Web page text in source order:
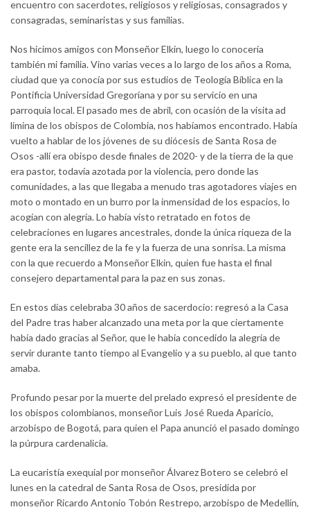
encuentro con sacerdotes, religiosos y religiosas, consagrados y
consagradas, seminaristas y sus familias.
Nos hicimos amigos con Monseñor Elkin, luego lo conocería
también mi familia. Vino varias veces a lo largo de los años a Roma,
ciudad que ya conocía por sus estudios de Teología Bíblica en la
Pontificia Universidad Gregoriana y por su servicio en una
parroquia local. El pasado mes de abril, con ocasión de la visita ad
limina de los obispos de Colombia, nos habíamos encontrado. Había
vuelto a hablar de los jóvenes de su diócesis de Santa Rosa de
Osos -allí era obispo desde finales de 2020- y de la tierra de la que
era pastor, todavía azotada por la violencia, pero donde las
comunidades, a las que llegaba a menudo tras agotadores viajes en
moto o montado en un burro por la inmensidad de los espacios, lo
acogían con alegría. Lo había visto retratado en fotos de
celebraciones en lugares ancestrales, donde la única riqueza de la
gente era la sencillez de la fe y la fuerza de una sonrisa. La misma
con la que recuerdo a Monseñor Elkin, quien fue hasta el final
consejero departamental para la paz en sus zonas.
En estos días celebraba 30 años de sacerdocio: regresó a la Casa
del Padre tras haber alcanzado una meta por la que ciertamente
había dado gracias al Señor, que le había concedido la alegría de
servir durante tanto tiempo al Evangelio y a su pueblo, al que tanto
amaba.
Profundo pesar por la muerte del prelado expresó el presidente de
los obispos colombianos, monseñor Luis José Rueda Aparicio,
arzobispo de Bogotá, para quien el Papa anunció el pasado domingo
la púrpura cardenalicia.
La eucaristía exequial por monseñor Álvarez Botero se celebró el
lunes en la catedral de Santa Rosa de Osos, presidida por
monseñor Ricardo Antonio Tobón Restrepo, arzobispo de Medellín,